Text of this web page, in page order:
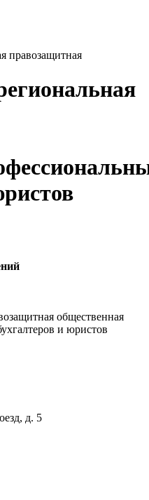
правозащитная
общественная
и юристов
д. 5